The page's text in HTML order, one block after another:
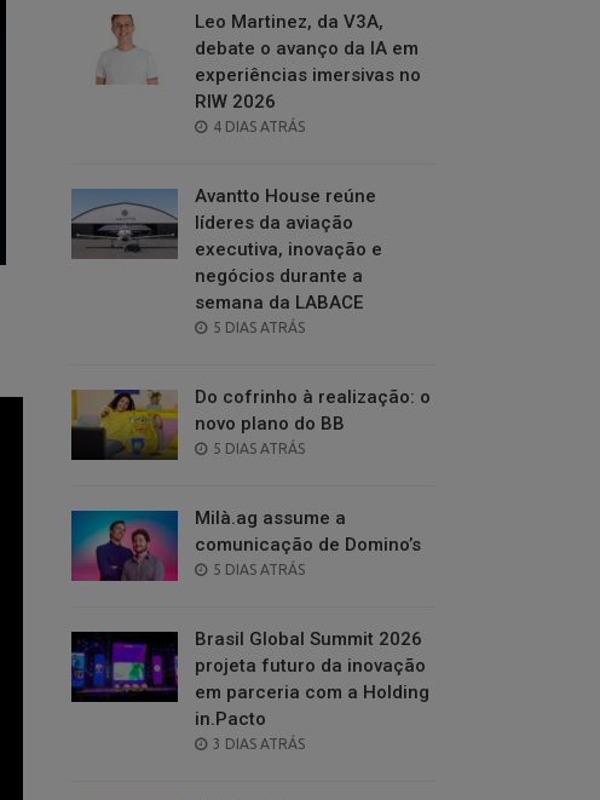
Leo Martinez, da V3A,
debate o avanço da IA em
experiências imersivas no
RIW 2026
POSTED
4 DIAS ATRÁS
Avantto House reúne
líderes da aviação
executiva, inovação e
negócios durante a
semana da LABACE
POSTED
5 DIAS ATRÁS
Do cofrinho à realização: o
novo plano do BB
POSTED
5 DIAS ATRÁS
Milà.ag assume a
comunicação de Domino’s
POSTED
5 DIAS ATRÁS
Brasil Global Summit 2026
projeta futuro da inovação
em parceria com a Holding
in.Pacto
POSTED
3 DIAS ATRÁS